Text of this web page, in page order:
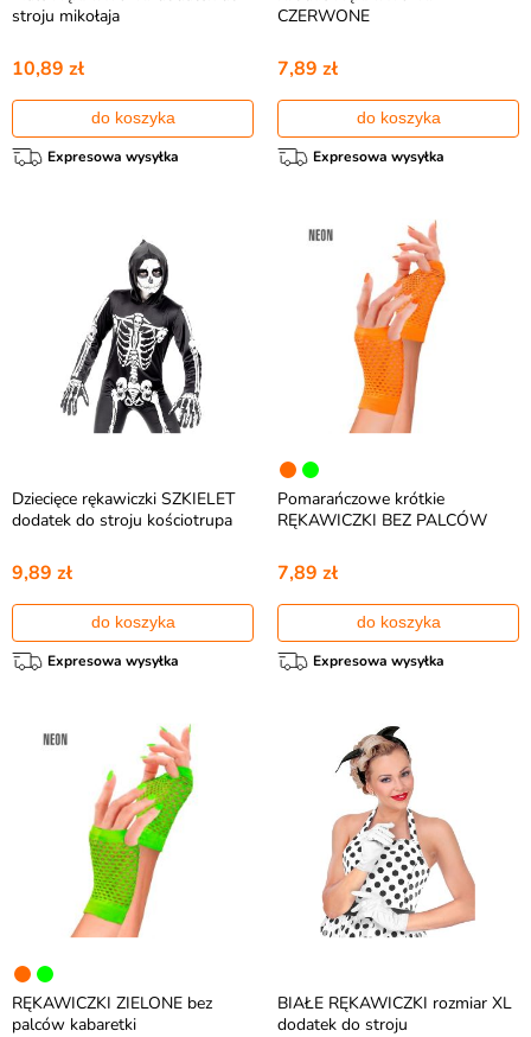
stroju mikołaja
10,89 zł
do koszyka
Expresowa wysyłka
CZERWONE
7,89 zł
do koszyka
Expresowa wysyłka
Dziecięce rękawiczki SZKIELET
dodatek do stroju kościotrupa
9,89 zł
do koszyka
Expresowa wysyłka
Pomarańczowe krótkie
RĘKAWICZKI BEZ PALCÓW
7,89 zł
do koszyka
Expresowa wysyłka
RĘKAWICZKI ZIELONE bez
palców kabaretki
BIAŁE RĘKAWICZKI rozmiar XL
dodatek do stroju